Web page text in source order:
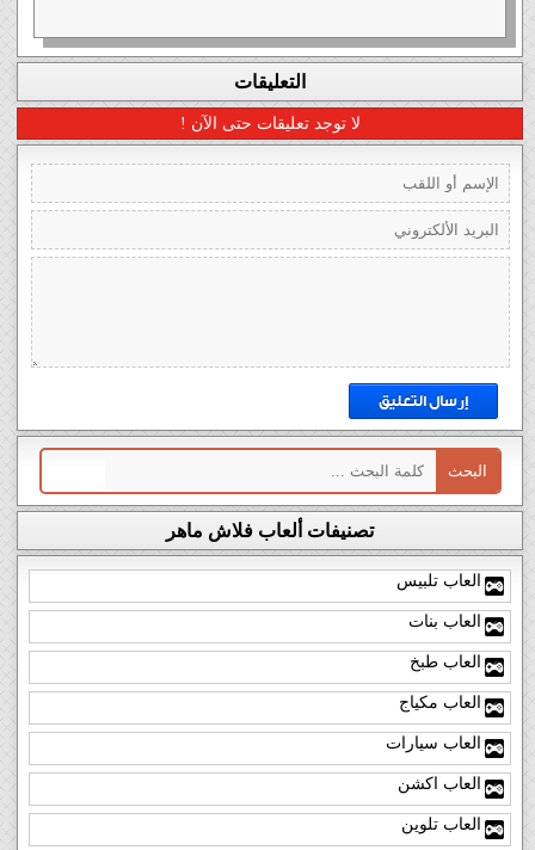
التعليقات
لا توجد تعليقات حتى الآن !
تصنيفات ألعاب فلاش ماهر
العاب تلبيس
العاب بنات
العاب طبخ
العاب مكياج
العاب سيارات
العاب اكشن
العاب تلوين